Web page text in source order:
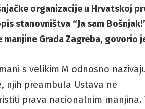
organizacije u Hrvatskoj
stanovništva “Ja sam
Grada Zagreba, govorio
s velikim M odnosno
njih preambula Ustava ne
prava nacionalnim manjina.